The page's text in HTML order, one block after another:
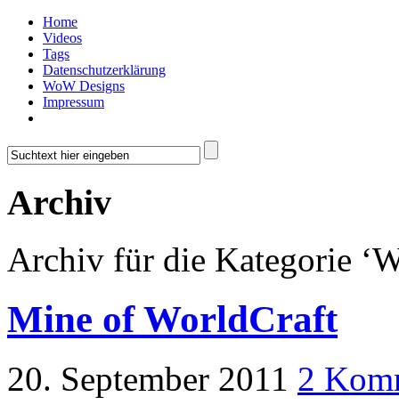
Home
Videos
Tags
Datenschutzerklärung
WoW Designs
Impressum
Archiv
Archiv für die Kategorie
Mine of WorldCraft
20. September 2011 2